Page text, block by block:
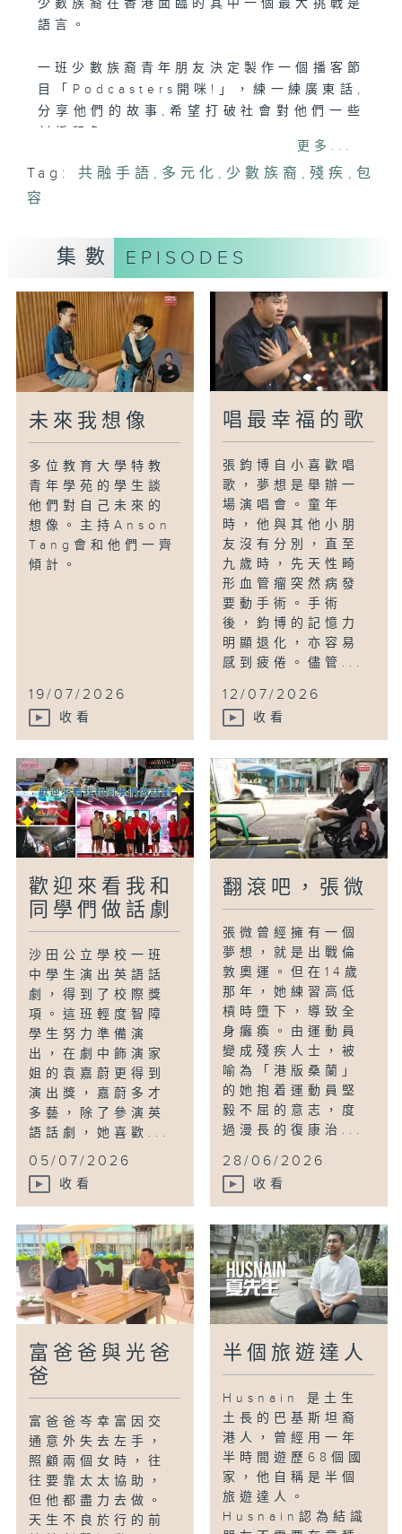
少數族裔在香港面臨的其中一個最大挑戰是
語言。
一班少數族裔青年朋友決定製作一個播客節
目「Podcasters開咪!」，練一練廣東話,
分享他們的故事,希望打破社會對他們一些
他們認同自己是「第三文化小孩」，因為成
長過程中穿梭於不同文化的環境，形成了獨
力和對不同的文化能夠更為理解，但亦更常
會可能面臨文化衝突，甚至是身份困惑。
今集節目主持愛美、成家宏和Wimmy會和
這個播客的主持 Husnain, Kayna和
Stephanie一齊同遊他們眼中的香港，並
會傾下大家身為「第三文化小孩」的特質和
挑戰。
更多...
Tag: 共融手語 , 多元化 ,少數族裔 ,殘疾 , 包
容
集數 EPISODES
未來我想像
多位教育大學特教
青年學苑的學生談
他們對自己未來的
想像。主持Anson
Tang會和他們一齊
傾計。
19/07/2026
收看
唱最幸福的歌
張鈞博自小喜歡唱
歌，夢想是舉辦一
場演唱會。童年
時，他與其他小朋
友沒有分別，直至
九歲時，先天性畸
形血管瘤突然病發
要動手術。手術
後，鈞博的記憶力
明顯退化，亦容易
感到疲倦。儘管...
12/07/2026
收看
歡迎來看我和
同學們做話劇
沙田公立學校一班
中學生演出英語話
劇，得到了校際獎
項。這班輕度智障
學生努力準備演
出，在劇中飾演家
姐的袁嘉蔚更得到
演出獎，嘉蔚多才
多藝，除了參演英
語話劇，她喜歡...
05/07/2026
收看
翻滾吧，張微
張微曾經擁有一個
夢想，就是出戰倫
敦奧運。但在14歲
那年，她練習高低
槓時墮下，導致全
身癱瘓。由運動員
變成殘疾人士，被
喻為「港版桑蘭」
的她抱着運動員堅
毅不屈的意志，度
過漫長的復康治...
28/06/2026
收看
富爸爸與光爸
爸
富爸爸岑幸富因交
通意外失去左手，
照顧兩個女時，往
往要靠太太協助，
但他都盡力去做。
天生不良於行的前
半個旅遊達人
Husnain 是土生
土長的巴基斯坦裔
港人，曾經用一年
半時間遊歷68個國
家，他自稱是半個
旅遊達人。
Husnain認為結識